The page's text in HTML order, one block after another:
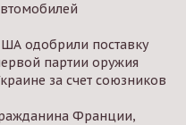
одобрили поставку
партии оружия
за счет союзников
Франции,